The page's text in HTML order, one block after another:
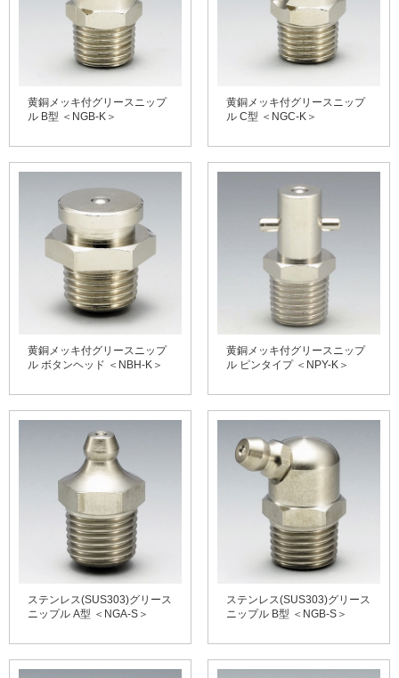
黄銅メッキ付グリースニップ
ル B型 ＜NGB-K＞
黄銅メッキ付グリースニップ
ル C型 ＜NGC-K＞
黄銅メッキ付グリースニップ
ル ボタンヘッド ＜NBH-K＞
黄銅メッキ付グリースニップ
ル ピンタイプ ＜NPY-K＞
ステンレス(SUS303)グリース
ニップル A型 ＜NGA-S＞
ステンレス(SUS303)グリース
ニップル B型 ＜NGB-S＞